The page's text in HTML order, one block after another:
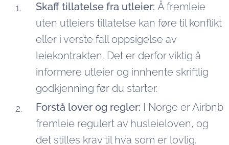
Skaff tillatelse fra utleier: Å fremleie
uten utleiers tillatelse kan føre til konflikt
eller i verste fall oppsigelse av
leiekontrakten. Det er derfor viktig å
informere utleier og innhente skriftlig
godkjenning før du starter.
Forstå lover og regler: I Norge er Airbnb
fremleie regulert av husleieloven, og
det stilles krav til hva som er lovlig.